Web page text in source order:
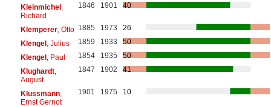
Kleinmichel,
Richard
1846 1901 40
Klemperer, Otto 1885 1973
26
Klengel, Julius 1859 1933
50
Klengel, Paul 1854 1935
50
Klughardt,
August
1847 1902 41
Klussmann,
Ernst Gernot
1901 1975 10